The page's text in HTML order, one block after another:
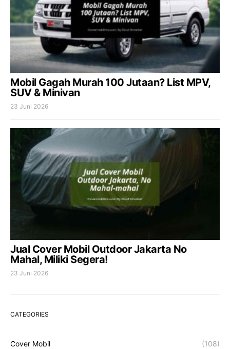
Mobil Gagah Murah 100 Jutaan? List MPV,
SUV & Minivan
23 Juni 2026
Jual Cover Mobil Outdoor Jakarta No
Mahal, Miliki Segera!
23 Juni 2026
CATEGORIES
Cover Mobil (108)